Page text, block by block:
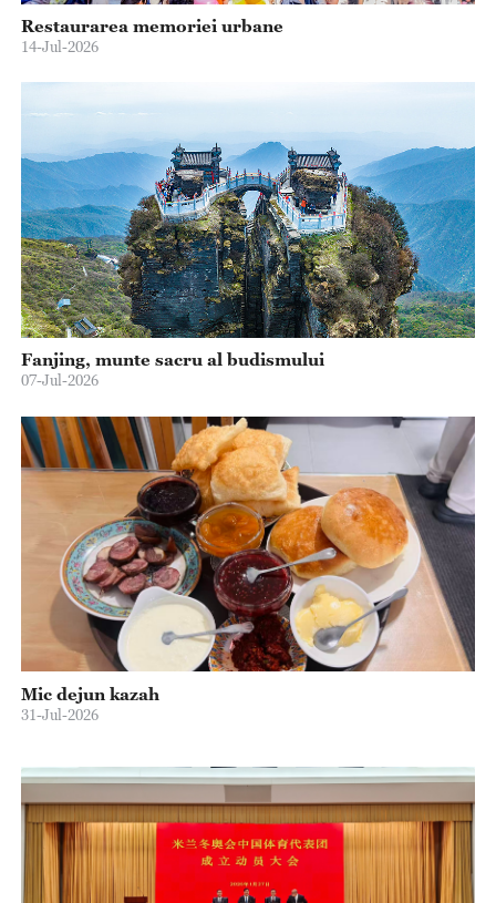
Restaurarea memoriei urbane
14-Jul-2026
Fanjing, munte sacru al budismului
07-Jul-2026
Mic dejun kazah
31-Jul-2026